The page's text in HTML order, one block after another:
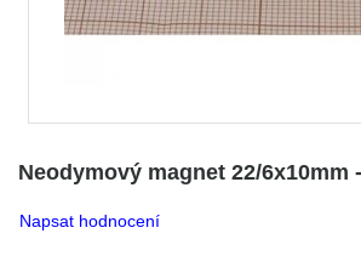
Neodymový magnet 22/6x10mm
Napsat hodnocení